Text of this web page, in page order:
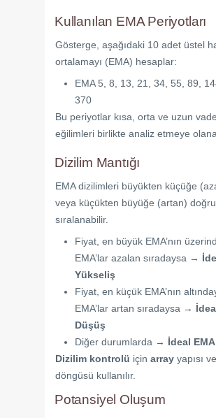
Kullanılan EMA Periyotları
Gösterge, aşağıdaki 10 adet üstel
ortalamayı (EMA) hesaplar:
EMA 5, 8, 13, 21, 34, 55, 89,
370
Bu periyotlar kısa, orta ve uzun
eğilimleri birlikte analiz etmeye
Dizilim Mantığı
EMA dizilimleri büyükten küçüğe
veya küçükten büyüğe (artan) doğru
sıralanabilir.
Fiyat, en büyük EMA’nın
EMA’lar azalan sıradaysa →
Yükseliş
Fiyat, en küçük EMA’nın
EMA’lar artan sıradaysa →
Düşüş
Diğer durumlarda → İdeal
Dizilim kontrolü için array yapısı ve
döngüsü kullanılır.
Potansiyel Oluşum